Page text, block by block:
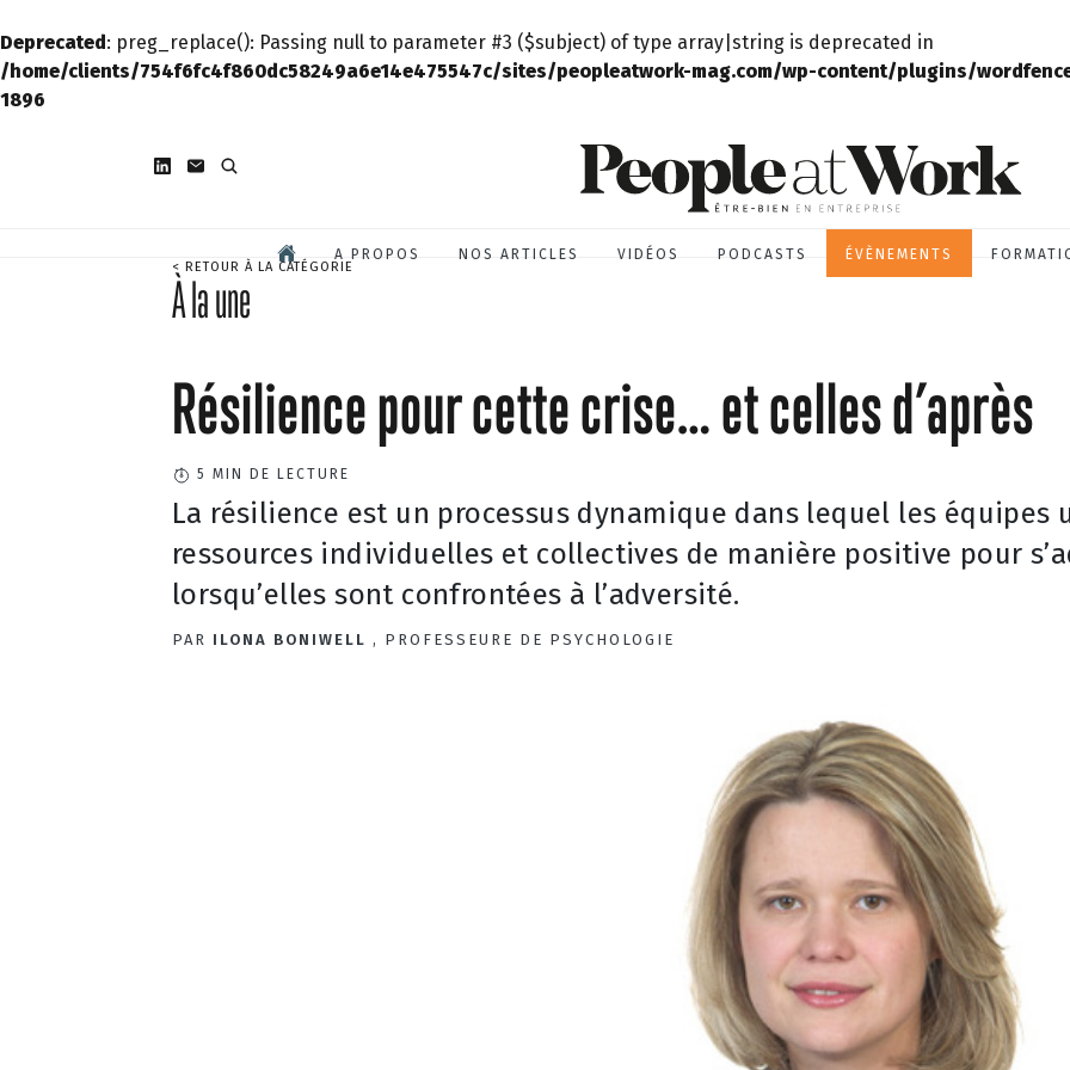
Deprecated: preg_replace(): Passing null to parameter #3 ($subject) of type array|string is deprecated in
/home/clients/754f6fc4f860dc58249a6e14e475547c/sites/peopleatwork-mag.com/wp-content/plugins/
1896
A PROPOS NOS ARTICLES VIDÉOS PODCASTS ÉVÈNEMENTS
< RETOUR À LA CATÉGORIE
À la une
Résilience pour cette crise… et celles d’après
5 MIN DE LECTURE
La résilience est un processus dynamique dans lequel les équipes
ressources individuelles et collectives de manière positive pour
lorsqu’elles sont confrontées à l’adversité.
PAR ILONA BONIWELL , PROFESSEURE DE PSYCHOLOGIE